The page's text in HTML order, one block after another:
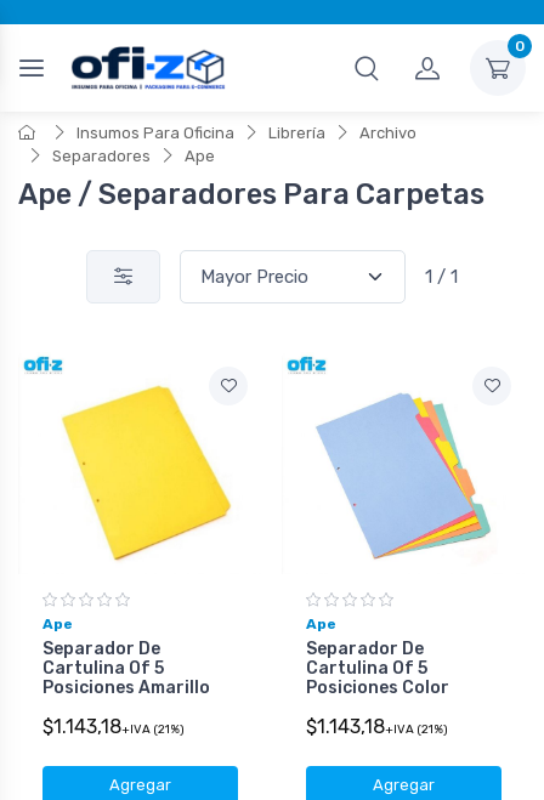
0
Insumos Para Oficina Librería
Archivo
Separadores
Ape
Ape / Separadores Para Carpetas
1 / 1
Ape
Separador De
Cartulina Of 5
Posiciones Amarillo
$1.143,18+IVA (21%)
Agregar
Ape
Separador De
Cartulina Of 5
Posiciones Color
$1.143,18+IVA (21%)
Agregar